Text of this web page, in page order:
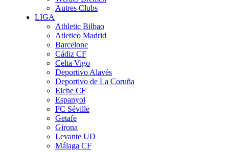
Autres Clubs
LIGA
Athletic Bilbao
Atletico Madrid
Barcelone
Cádiz CF
Celta Vigo
Deportivo Alavés
Deportivo de La Coruña
Elche CF
Espanyol
FC Séville
Getafe
Girona
Levante UD
Málaga CF